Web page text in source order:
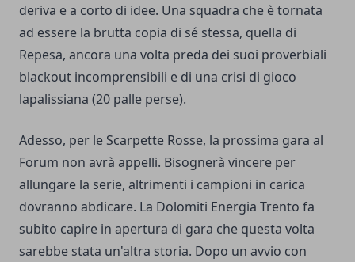
deriva e a corto di idee. Una squadra che è tornata
ad essere la brutta copia di sé stessa, quella di
Repesa, ancora una volta preda dei suoi proverbiali
blackout incomprensibili e di una crisi di gioco
lapalissiana (20 palle perse).
Adesso, per le Scarpette Rosse, la prossima gara al
Forum non avrà appelli. Bisognerà vincere per
allungare la serie, altrimenti i campioni in carica
dovranno abdicare. La Dolomiti Energia Trento fa
subito capire in apertura di gara che questa volta
sarebbe stata un'altra storia. Dopo un avvio con